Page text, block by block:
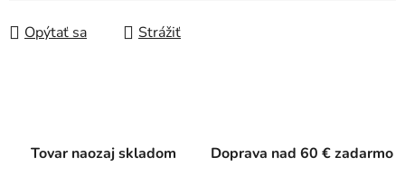
Opýtať sa
Strážiť
Tovar naozaj skladom Doprava nad 60 € zadarmo